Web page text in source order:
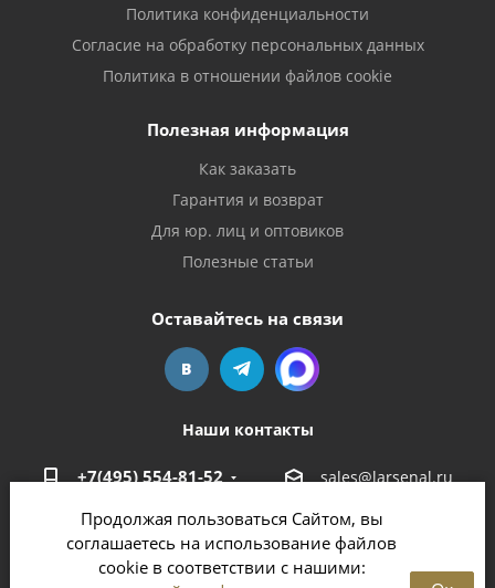
Продолжая пользоваться Сайтом, вы
соглашаетесь на использование файлов
cookie в соответствии с нашими:
Политика конфиденциальности
Согласие на обработку персональных данных
Политика в отношении файлов cookie
Полезная информация
Как заказать
Гарантия и возврат
Для юр. лиц и оптовиков
Полезные статьи
Оставайтесь на связи
Наши контакты
+7(495) 554-81-52 sales@larsenal.ru
Московская область,
г. Люберцы,
ул. Хлебозаводская, 8 Б